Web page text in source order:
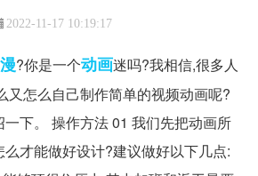
2022-11-17 10:19:17
?你是一个动画迷吗?我相信,很多人
又怎么自己制作简单的视频动画呢?
下。 操作方法 01 我们先把动画所
么才能做好设计?建议做好以下几点: